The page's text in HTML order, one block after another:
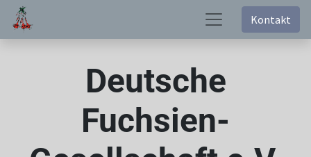
Kontakt
Deutsche
Fuchsien-